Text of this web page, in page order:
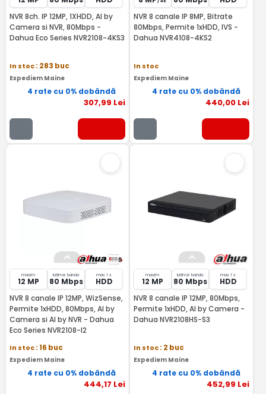
NVR 8ch. IP 12MP, 1XHDD, AI by
Camera si NVR, 80Mbps -
Dahua Eco Series NVR2108-4KS3
In stoc: 283 buc
Expediem Maine
4 rate cu 0% dobândă
307,99 Lei
NVR 8 canale IP 8MP, Bitrate
80Mbps, Permite 1xHDD, IVS -
Dahua NVR4108-4KS2
In stoc
Expediem Maine
4 rate cu 0% dobândă
440,00 Lei
maxim
12 MP
latime banda
80 Mbps
max 1 x
HDD
NVR 8 canale IP 12MP, WizSense,
Permite 1xHDD, 80Mbps, AI by
Camera si AI by NVR - Dahua
Eco Series NVR2108-I2
In stoc: 16 buc
Expediem Maine
4 rate cu 0% dobândă
444,17 Lei
maxim
12 MP
latime banda
80 Mbps
max 1 x
HDD
NVR 8 canale IP 12MP, 80Mbps,
Permite 1xHDD, AI by Camera -
Dahua NVR2108HS-S3
In stoc: 2 buc
Expediem Maine
4 rate cu 0% dobândă
452,99 Lei